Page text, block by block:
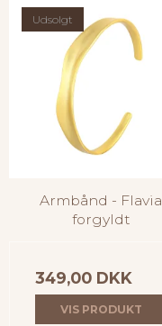
Udsolgt
Armbånd - Flavia
forgyldt
349,00 DKK
VIS PRODUKT